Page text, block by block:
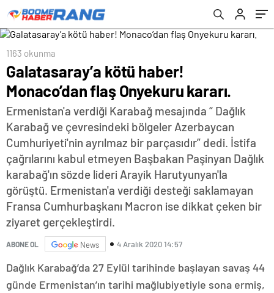
1163 okunma
Galatasaray’a kötü haber!
Monaco’dan flaş Onyekuru kararı.
Ermenistan'a verdiği Karabağ mesajında “ Dağlık
Karabağ ve çevresindeki bölgeler Azerbaycan
Cumhuriyeti'nin ayrılmaz bir parçasıdır” dedi. İstifa
çağrılarını kabul etmeyen Başbakan Paşinyan Dağlık
karabağ'ın sözde lideri Arayik Harutyunyan'la
görüştü. Ermenistan'a verdiği desteği saklamayan
Fransa Cumhurbaşkanı Macron ise dikkat çeken bir
ziyaret gerçekleştirdi.
ABONE OL News 4 Aralık 2020 14:57
Dağlık Karabağ’da 27 Eylül tarihinde başlayan savaş 44
günde Ermenistan’ın tarihi mağlubiyetiyle sona ermiş,